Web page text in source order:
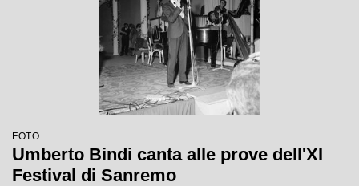
FOTO
Umberto Bindi canta alle prove dell'XI
Festival di Sanremo